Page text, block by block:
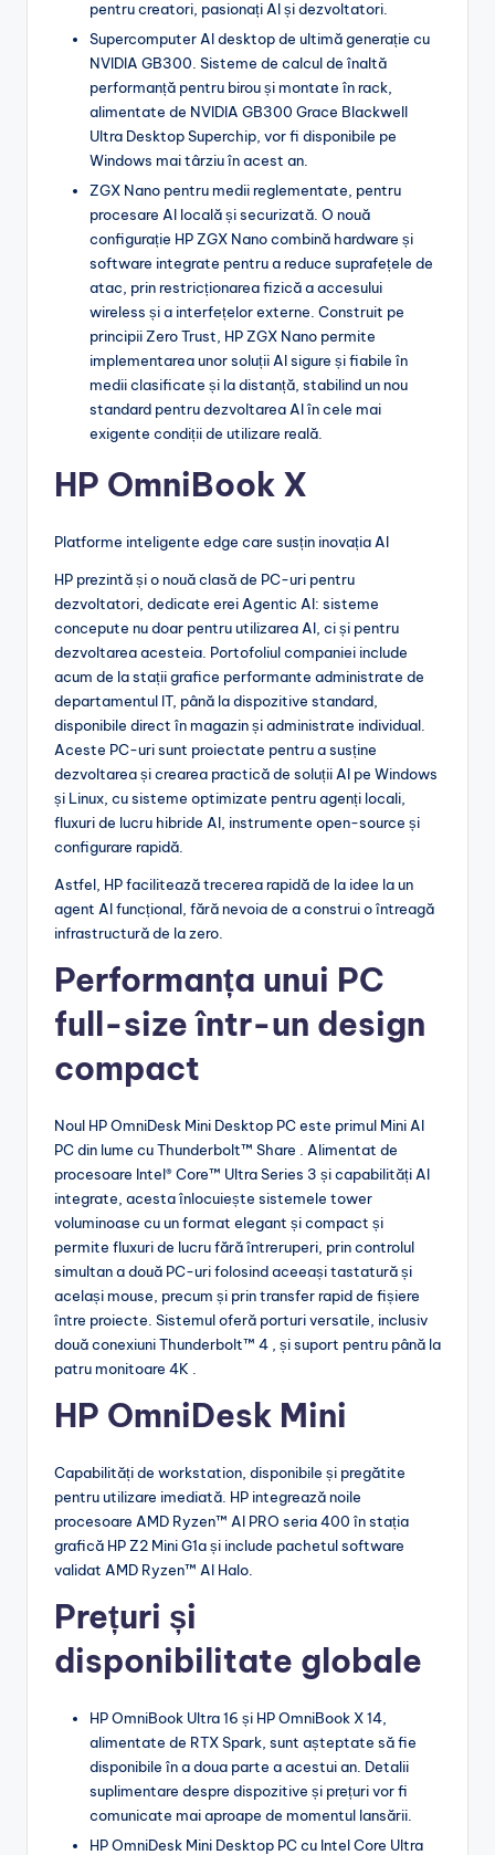
pentru creatori, pasionați AI și dezvoltatori.
Supercomputer AI desktop de ultimă generație cu
NVIDIA GB300. Sisteme de calcul de înaltă
performanță pentru birou și montate în rack,
alimentate de NVIDIA GB300 Grace Blackwell
Ultra Desktop Superchip, vor fi disponibile pe
Windows mai târziu în acest an.
ZGX Nano pentru medii reglementate, pentru
procesare AI locală și securizată. O nouă
configurație HP ZGX Nano combină hardware și
software integrate pentru a reduce suprafețele de
atac, prin restricționarea fizică a accesului
wireless și a interfețelor externe. Construit pe
principii Zero Trust, HP ZGX Nano permite
implementarea unor soluții AI sigure și fiabile în
medii clasificate și la distanță, stabilind un nou
standard pentru dezvoltarea AI în cele mai
exigente condiții de utilizare reală.
HP OmniBook X
Platforme inteligente edge care susțin inovația AI
HP prezintă și o nouă clasă de PC-uri pentru
dezvoltatori, dedicate erei Agentic AI: sisteme
concepute nu doar pentru utilizarea AI, ci și pentru
dezvoltarea acesteia. Portofoliul companiei include
acum de la stații grafice performante administrate de
departamentul IT, până la dispozitive standard,
disponibile direct în magazin și administrate individual.
Aceste PC-uri sunt proiectate pentru a susține
dezvoltarea și crearea practică de soluții AI pe Windows
și Linux, cu sisteme optimizate pentru agenți locali,
fluxuri de lucru hibride AI, instrumente open-source și
configurare rapidă.
Astfel, HP facilitează trecerea rapidă de la idee la un
agent AI funcțional, fără nevoia de a construi o întreagă
infrastructură de la zero.
Performanța unui PC
full-size într-un design
compact
Noul HP OmniDesk Mini Desktop PC este primul Mini AI
PC din lume cu Thunderbolt™ Share . Alimentat de
procesoare Intel® Core™ Ultra Series 3 și capabilități AI
integrate, acesta înlocuiește sistemele tower
voluminoase cu un format elegant și compact și
permite fluxuri de lucru fără întreruperi, prin controlul
simultan a două PC-uri folosind aceeași tastatură și
același mouse, precum și prin transfer rapid de fișiere
între proiecte. Sistemul oferă porturi versatile, inclusiv
două conexiuni Thunderbolt™ 4 , și suport pentru până la
patru monitoare 4K .
HP OmniDesk Mini
Capabilități de workstation, disponibile și pregătite
pentru utilizare imediată. HP integrează noile
procesoare AMD Ryzen™ AI PRO seria 400 în stația
grafică HP Z2 Mini G1a și include pachetul software
validat AMD Ryzen™ AI Halo.
Prețuri și
disponibilitate globale
HP OmniBook Ultra 16 și HP OmniBook X 14,
alimentate de RTX Spark, sunt așteptate să fie
disponibile în a doua parte a acestui an. Detalii
suplimentare despre dispozitive și prețuri vor fi
comunicate mai aproape de momentul lansării.
HP OmniDesk Mini Desktop PC cu Intel Core Ultra